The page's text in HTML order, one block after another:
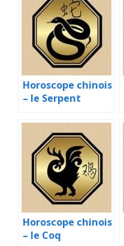
Horoscope chinois
– le Serpent
Horoscope chinois
– le Coq